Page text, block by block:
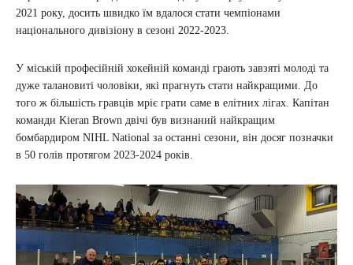
2021 року, досить швидко їм вдалося стати чемпіонами
національного дивізіону в сезоні 2022-2023.
У міській професійній хокейній команді грають завзяті молоді та
дуже талановиті чоловіки, які прагнуть стати найкращими. До
того ж більшість гравців мріє грати саме в елітних лігах. Капітан
команди Kieran Brown двічі був визнаний найкращим
бомбардиром NIHL National за останні сезони, він досяг позначки
в 50 голів протягом 2023-2024 років.